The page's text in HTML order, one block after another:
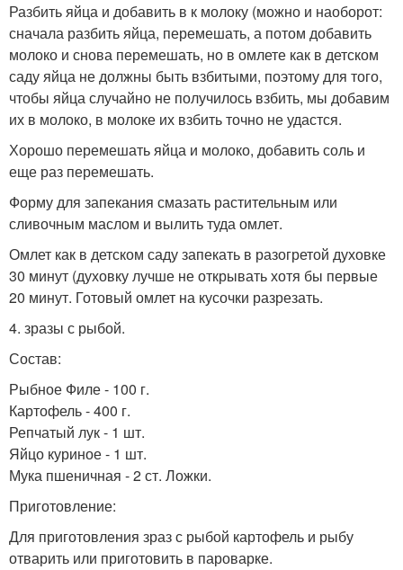
Разбить яйца и добавить в к молоку (можно и наоборот:
сначала разбить яйца, перемешать, а потом добавить
молоко и снова перемешать, но в омлете как в детском
саду яйца не должны быть взбитыми, поэтому для того,
чтобы яйца случайно не получилось взбить, мы добавим
их в молоко, в молоке их взбить точно не удастся.
Хорошо перемешать яйца и молоко, добавить соль и
еще раз перемешать.
Форму для запекания смазать растительным или
сливочным маслом и вылить туда омлет.
Омлет как в детском саду запекать в разогретой духовке
30 минут (духовку лучше не открывать хотя бы первые
20 минут. Готовый омлет на кусочки разрезать.
4. зразы с рыбой.
Состав:
Рыбное Филе - 100 г.
Картофель - 400 г.
Репчатый лук - 1 шт.
Яйцо куриное - 1 шт.
Мука пшеничная - 2 ст. Ложки.
Приготовление:
Для приготовления зраз с рыбой картофель и рыбу
отварить или приготовить в пароварке.